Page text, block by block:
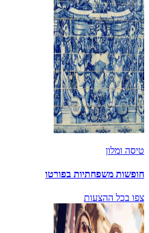
טיסה ומלון
חופשות משפחתיות בפורטו
צפו בכל ההצעות